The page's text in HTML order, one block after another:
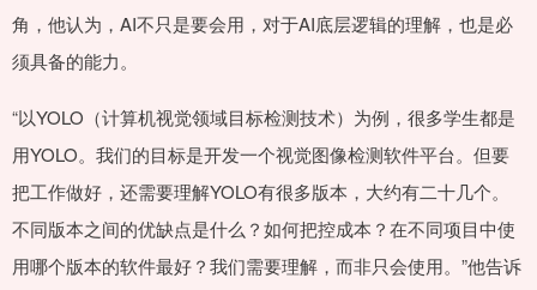
角，他认为，AI不只是要会用，对于AI底层逻辑的理解，也是必
须具备的能力。
“以YOLO（计算机视觉领域目标检测技术）为例，很多学生都是
用YOLO。我们的目标是开发一个视觉图像检测软件平台。但要
把工作做好，还需要理解YOLO有很多版本，大约有二十几个。
不同版本之间的优缺点是什么？如何把控成本？在不同项目中使
用哪个版本的软件最好？我们需要理解，而非只会使用。”他告诉